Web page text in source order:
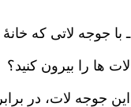
ـ با جوجه لاتی که
لات ها را بیرون کنید؟
این جوجه لات، در